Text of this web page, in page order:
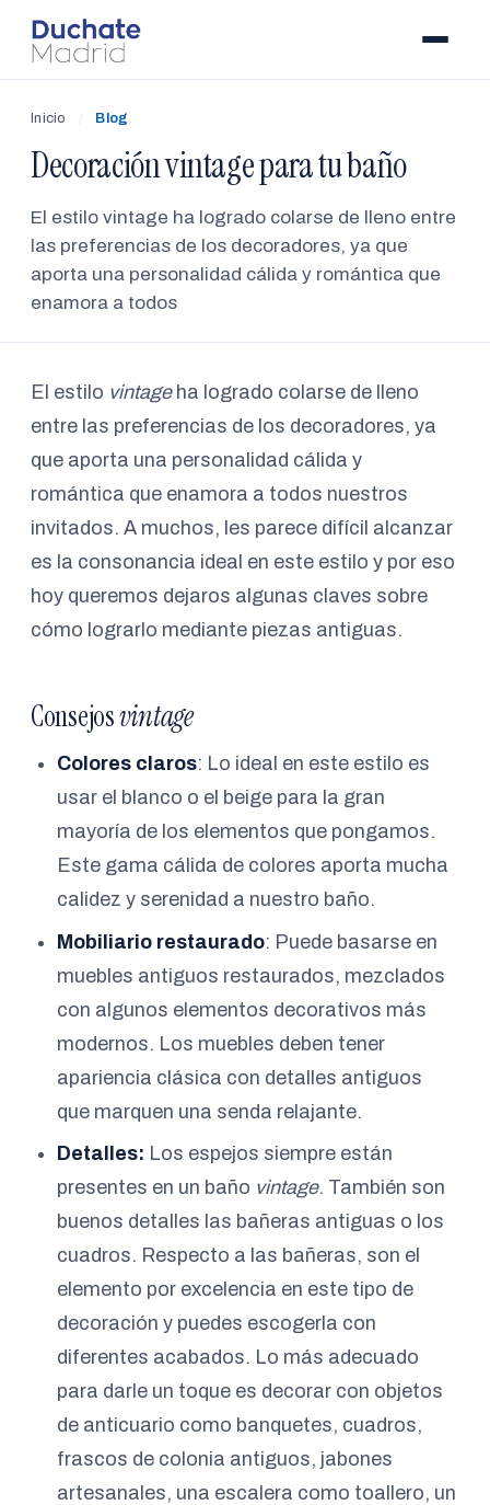
Inicio / Blog
Decoración vintage para tu baño
El estilo vintage ha logrado colarse de lleno entre
las preferencias de los decoradores, ya que
aporta una personalidad cálida y romántica que
enamora a todos
El estilo vintageha logrado colarse de lleno
entre las preferencias de los decoradores, ya
que aporta una personalidad cálida y
romántica que enamora a todos nuestros
invitados. A muchos, les parece difícil alcanzar
es la consonancia ideal en este estilo y por eso
hoy queremos dejaros algunas claves sobre
cómo lograrlo mediante piezas antiguas.
Consejosvintage
Colores claros: Lo ideal en este estilo es
usar el blanco o el beige para la gran
mayoría de los elementos que pongamos.
Este gama cálida de colores aporta mucha
calidez y serenidad a nuestro baño.
Mobiliario restaurado: Puede basarse en
muebles antiguos restaurados, mezclados
con algunos elementos decorativos más
modernos. Los muebles deben tener
apariencia clásica con detalles antiguos
que marquen una senda relajante.
Detalles: Los espejos siempre están
presentes en un baño vintage. También son
buenos detalles las bañeras antiguas o los
cuadros. Respecto a las bañeras, son el
elemento por excelencia en este tipo de
decoración y puedes escogerla con
diferentes acabados. Lo más adecuado
para darle un toque es decorar con objetos
de anticuario como banquetes, cuadros,
frascos de colonia antiguos, jabones
artesanales, una escalera como toallero, un